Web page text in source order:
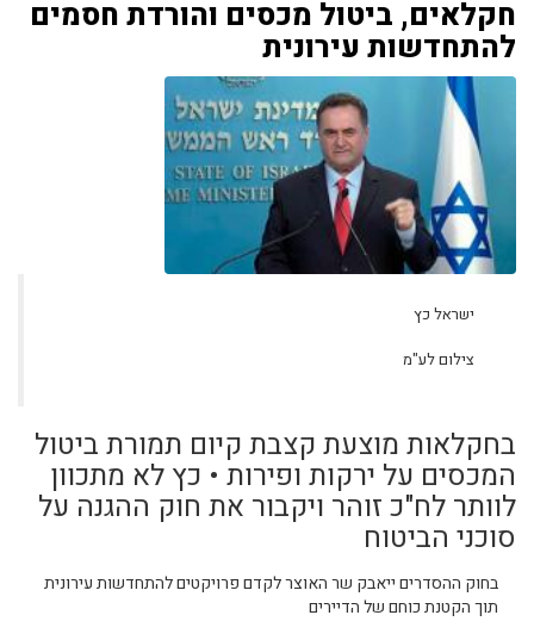
חקלאים, ביטול מכסים והורדת חסמים
להתחדשות עירונית
ישראל כץ
צילום לע"מ
בחקלאות מוצעת קצבת קיום תמורת ביטול
המכסים על ירקות ופירות • כץ לא מתכוון
לוותר לח"כ זוהר ויקבור את חוק ההגנה על
סוכני הביטוח
בחוק ההסדרים ייאבק שר האוצר לקדם פרויקטים להתחדשות עירונית
תוך הקטנת כוחם של הדיירים